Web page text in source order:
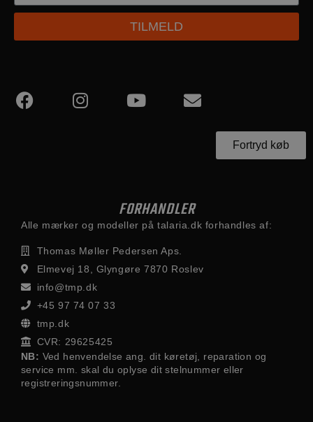
TILMELD
Fortryd køb
FORHANDLER
Alle mærker og modeller på talaria.dk forhandles af:
Thomas Møller Pedersen Aps.
Elmevej 18, Glyngøre 7870 Roslev
info@tmp.dk
+45 97 74 07 33
tmp.dk
CVR: 29625425
NB: Ved henvendelse ang. dit køretøj, reparation og
service mm. skal du oplyse dit stelnummer eller
registreringsnummer.